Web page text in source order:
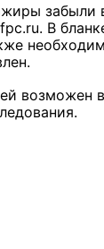
забыли
В
возможен